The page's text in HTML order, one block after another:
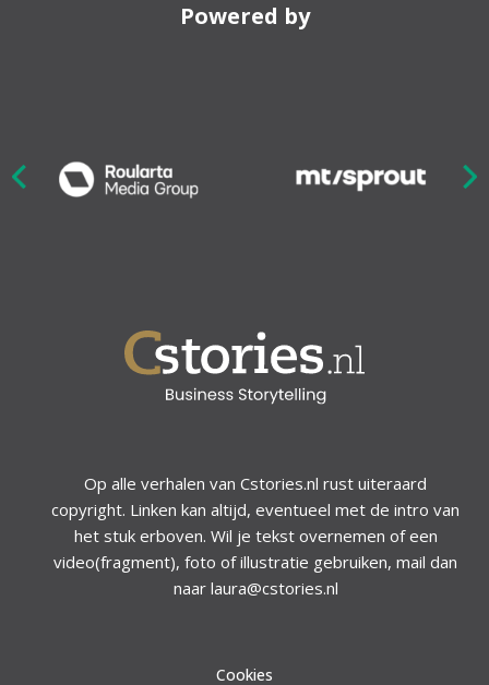
Powered by
Op alle verhalen van Cstories.nl rust uiteraard
copyright. Linken kan altijd, eventueel met de intro van
het stuk erboven. Wil je tekst overnemen of een
video(fragment), foto of illustratie gebruiken, mail dan
naar laura@cstories.nl
Cookies